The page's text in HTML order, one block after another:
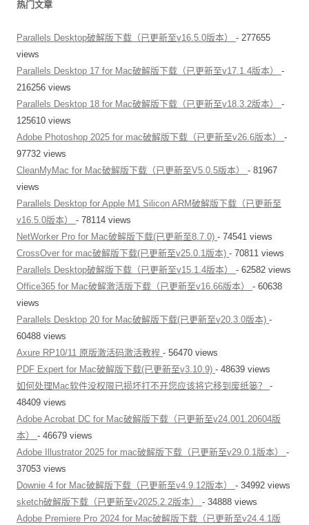
热门文章
Parallels Desktop破解版下载（已更新至v16.5.0版本） - 277655
views
Parallels Desktop 17 for Mac破解版下载（已更新至v17.1.4版本） -
216256 views
Parallels Desktop 18 for Mac破解版下载（已更新至v18.3.2版本） -
125610 views
Adobe Photoshop 2025 for mac破解版下载（已更新至v26.6版本） -
97732 views
CleanMyMac for Mac破解版下载（已更新至V5.0.5版本） - 81967
views
Parallels Desktop for Apple M1 Silicon ARM破解版下载（已更新至
v16.5.0版本） - 78114 views
NetWorker Pro for Mac破解版下载(已更新至8.7.0) - 74541 views
CrossOver for mac破解版下载(已更新至v25.0.1版本) - 70811 views
Parallels Desktop破解版下载（已更新至v15.1.4版本） - 62582 views
Office365 for Mac破解激活版下载（已更新至v16.66版本） - 60638
views
Parallels Desktop 20 for Mac破解版下载(已更新至v20.3.0版本) -
60488 views
Axure RP10/11 原版激活码激活教程 - 56470 views
PDF Expert for Mac破解版下载(已更新至v3.10.9) - 48639 views
如何处理Mac软件没权限已损坏打不开您应该将它移到废纸篓？ -
48409 views
Adobe Acrobat DC for Mac破解版下载（已更新至v24.001.20604版
本） - 46679 views
Adobe Illustrator 2025 for mac破解版下载（已更新至v29.0.1版本） -
37053 views
Downie 4 for Mac破解版下载（已更新至v4.9.12版本） - 34992 views
sketch破解版下载（已更新至v2025.2.2版本） - 34888 views
Adobe Premiere Pro 2024 for Mac破解版下载（已更新至v24.4.1版